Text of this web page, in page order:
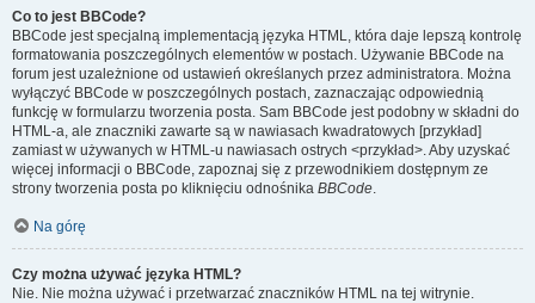
Co to jest BBCode?
BBCode jest specjalną implementacją języka HTML, która daje lepszą kontrolę
formatowania poszczególnych elementów w postach. Używanie BBCode na
forum jest uzależnione od ustawień określanych przez administratora. Można
wyłączyć BBCode w poszczególnych postach, zaznaczając odpowiednią
funkcję w formularzu tworzenia posta. Sam BBCode jest podobny w składni do
HTML-a, ale znaczniki zawarte są w nawiasach kwadratowych [przykład]
zamiast w używanych w HTML-u nawiasach ostrych <przykład>. Aby uzyskać
więcej informacji o BBCode, zapoznaj się z przewodnikiem dostępnym ze
strony tworzenia posta po kliknięciu odnośnika BBCode.
Na górę
Czy można używać języka HTML?
Nie. Nie można używać i przetwarzać znaczników HTML na tej witrynie.